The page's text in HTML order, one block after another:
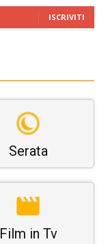
ISCRIVITI
Serata
Film in Tv